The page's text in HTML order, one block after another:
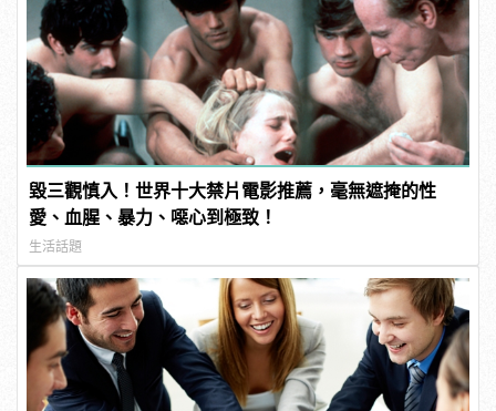
毀三觀慎入！世界十大禁片電影推薦，毫無遮掩的性
愛、血腥、暴力、噁心到極致！
生活話題